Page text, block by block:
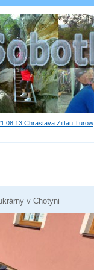
08.13 Chrastava Zittau Turow
v Chotyni